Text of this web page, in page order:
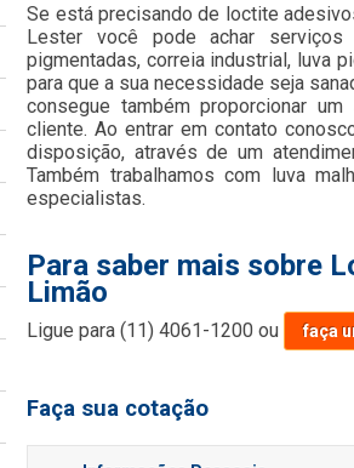
Se está precisando de loctite
Lester você pode achar serviços
pigmentadas, correia industrial, luva
para que a sua necessidade seja
consegue também proporcionar
cliente. Ao entrar em contato
disposição, através de um
Também trabalhamos com luva
especialistas.
Para saber mais sobre
Limão
Ligue para(11) 4061-1200 ou faça
Faça sua cotação